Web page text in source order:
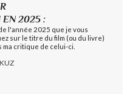
EN 2025 :
l'année 2025 que je vous
sur le titre du film (ou du livre)
critique de celui-ci.